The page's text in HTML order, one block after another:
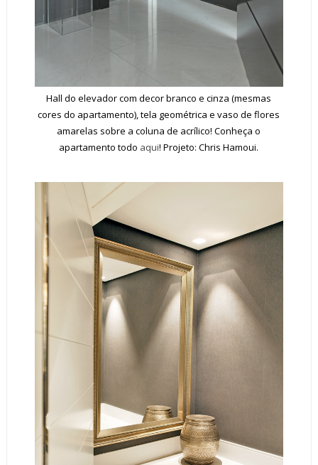
Hall do elevador com decor branco e cinza (mesmas
cores do apartamento), tela geométrica e vaso de flores
amarelas sobre a coluna de acrílico! Conheça o
apartamento todo aqui! Projeto: Chris Hamoui.